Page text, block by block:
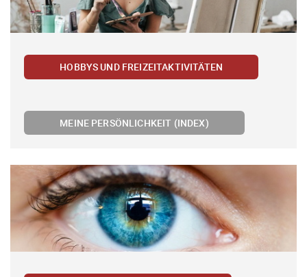
HOBBYS UND FREIZEITAKTIVITÄTEN
MEINE PERSÖNLICHKEIT (INDEX)